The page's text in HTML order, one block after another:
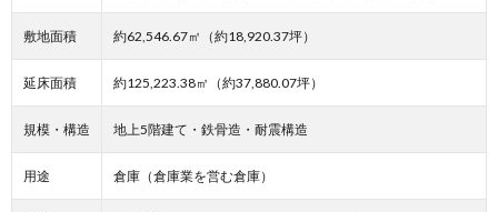
敷地面積 約62,546.67㎡（約18,920.37坪）
延床面積 約125,223.38㎡（約37,880.07坪）
規模・構造 地上5階建て・鉄骨造・耐震構造
用途 倉庫（倉庫業を営む倉庫）